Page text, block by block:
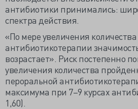
антибиотики принимались:
спектра действия.
«По мере увеличения количества
антибиотикотерапии
возрастает». Риск постепенно
увеличения количества
пероральной
максимума при 7–9 курсах
1,60).